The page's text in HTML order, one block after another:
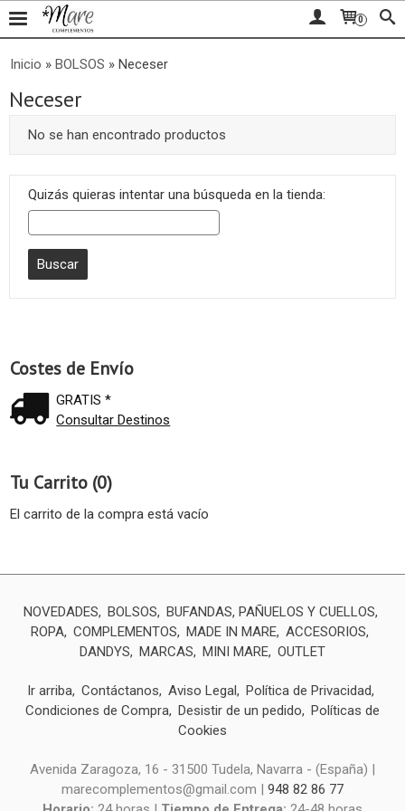
0
Costes de Envío
GRATIS *
Consultar Destinos
Tu Carrito (0)
El carrito de la compra está vacío
Inicio » BOLSOS » Neceser
Neceser
No se han encontrado productos
Quizás quieras intentar una búsqueda en la tienda:
NOVEDADES BOLSOS
BUFANDAS, PAÑUELOS Y CUELLOS
ROPA COMPLEMENTOS MADE IN MARE ACCESORIOS
DANDYS
MARCAS MINI MARE OUTLET
Ir arriba Contáctanos Aviso Legal
Política de Privacidad
Condiciones de Compra
Desistir de un pedido
Políticas de
Cookies
Avenida Zaragoza, 16 - 31500 Tudela, Navarra - (España) |
marecomplementos@gmail.com | 948 82 86 77